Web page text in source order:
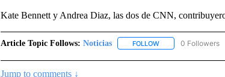
Kate Bennett y Andrea Diaz, las dos de CNN,
Article Topic Follows: Noticias FOLLOWFOLLOW0 Followers
Jump to comments ↓